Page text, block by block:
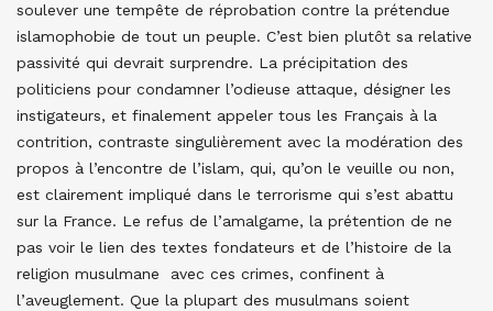
soulever une tempête de réprobation contre la prétendue
islamophobie de tout un peuple. C’est bien plutôt sa relative
passivité qui devrait surprendre. La précipitation des
politiciens pour condamner l’odieuse attaque, désigner les
instigateurs, et finalement appeler tous les Français à la
contrition, contraste singulièrement avec la modération des
propos à l’encontre de l’islam, qui, qu’on le veuille ou non,
est clairement impliqué dans le terrorisme qui s’est abattu
sur la France. Le refus de l’amalgame, la prétention de ne
pas voir le lien des textes fondateurs et de l’histoire de la
religion musulmane avec ces crimes, confinent à
l’aveuglement. Que la plupart des musulmans soient